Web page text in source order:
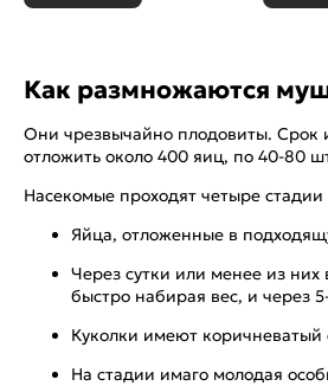
Как размножаются
Они чрезвычайно плодовиты. Срок
отложить около 400 яиц, по 40-80
Насекомые проходят четыре стадии
Яйца, отложенные в
Через сутки или менее из них
быстро набирая вес, и через
Куколки имеют
На стадии имаго молодая